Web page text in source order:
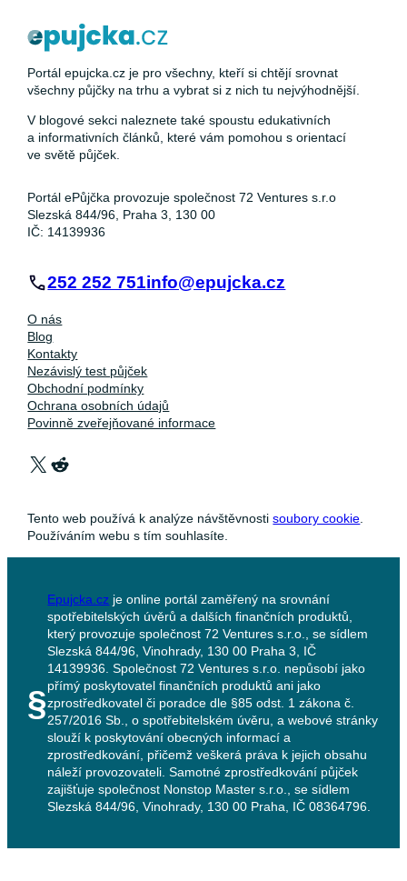
Portál epujcka.cz je pro všechny, kteří si chtějí srovnat
všechny půjčky na trhu a vybrat si z nich tu nejvýhodnější.
V blogové sekci naleznete také spoustu edukativních
a informativních článků, které vám pomohou s orientací
ve světě půjček.
Portál ePůjčka provozuje společnost 72 Ventures s.r.o
Slezská 844/96, Praha 3, 130 00
IČ: 14139936
252 252 751info@epujcka.cz
O nás
Blog
Kontakty
Nezávislý test půjček
Obchodní podmínky
Ochrana osobních údajů
Povinně zveřejňované informace
X Reddit
Tento web používá k analýze návštěvnostisoubory cookie.
Používáním webu s tím souhlasíte.
§
Epujcka.cz je online portál zaměřený na srovnání
spotřebitelských úvěrů a dalších finančních produktů,
který provozuje společnost 72 Ventures s.r.o., se sídlem
Slezská 844/96, Vinohrady, 130 00 Praha 3, IČ
14139936. Společnost 72 Ventures s.r.o. nepůsobí jako
přímý poskytovatel finančních produktů ani jako
zprostředkovatel či poradce dle §85 odst. 1 zákona č.
257/2016 Sb., o spotřebitelském úvěru, a webové stránky
slouží k poskytování obecných informací a
zprostředkování, přičemž veškerá práva k jejich obsahu
náleží provozovateli. Samotné zprostředkování půjček
zajišťuje společnost Nonstop Master s.r.o., se sídlem
Slezská 844/96, Vinohrady, 130 00 Praha, IČ 08364796.